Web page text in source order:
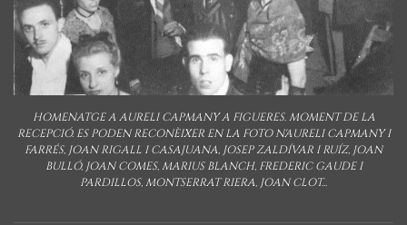
HOMENATGE A AURELI CAPMANY A FIGUERES. MOMENT DE LA
RECEPCIÓ. ES PODEN RECONÈIXER EN LA FOTO N'AURELI CAPMANY I
FARRÉS, JOAN RIGALL I CASAJUANA, JOSEP ZALDÍVAR I RUÍZ, JOAN
BULLÓ, JOAN COMES, MARIUS BLANCH, FREDERIC GAUDE I
PARDILLOS, MONTSERRAT RIERA, JOAN CLOT...